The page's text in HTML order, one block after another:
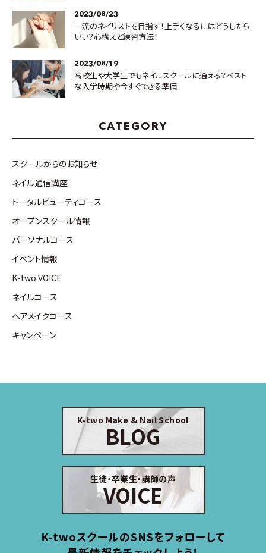
2023/08/23
一流のネイリストを目指す！上手くなるにはどうしたら
いい？心構えと練習方法！
2023/08/19
高校生や大学生でもネイルスクールに通える？ベスト
な入学時期や今すぐできる準備
CATEGORY
スクールからのお知らせ
ネイル通信講座
トータルビューティコース
オープンスクール情報
パーソナルコース
イベント情報
K-two VOICE
ネイルコース
ヘアメイクコース
キャンペーン
K-two Make & Nail School
BLOG
生徒・卒業生・講師の声
VOICE
K-twoスクールのSNSをフォローして